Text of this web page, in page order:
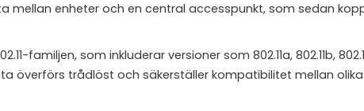
mellan enheter och en central accesspunkt, som sedan
familjen, som inkluderar versioner som 802.11a, 802.11b,
överförs trådlöst och säkerställer kompatibilitet mellan